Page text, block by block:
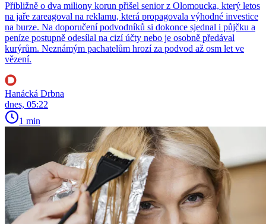
Přibližně o dva miliony korun přišel senior z Olomoucka, který letos
na jaře zareagoval na reklamu, která propagovala výhodné investice
na burze. Na doporučení podvodníků si dokonce sjednal i půjčku a
peníze postupně odesílal na cizí účty nebo je osobně předával
kurýrům. Neznámým pachatelům hrozí za podvod až osm let ve
vězení.
Hanácká Drbna
dnes, 05:22
1 min